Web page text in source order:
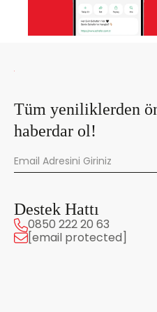
Tüm yeniliklerden
haberdar ol!
Destek Hattı
0850 222 20 63
[email protected]